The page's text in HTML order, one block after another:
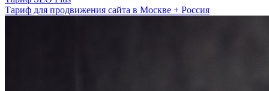
Тариф для продвижения сайта в Москве + Россия